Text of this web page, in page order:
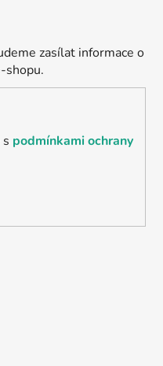
zasílat informace o
shopu.
podmínkami ochrany